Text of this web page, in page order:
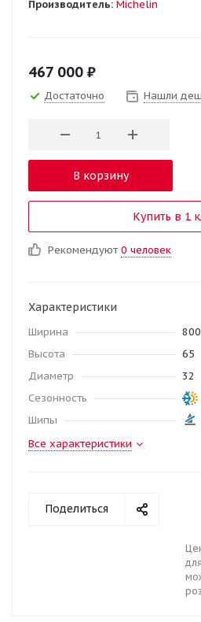
Производитель: Michelin
467 000 ₽
Достаточно Нашли
В корзину
Купить в 1
Рекомендуют 0 человек
Характеристики
Ширина
800
Высота
65
Диаметр
32
Сезонность
Шипы
Все характеристики
Поделиться